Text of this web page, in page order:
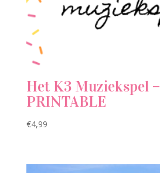
Het K3 Muziekspel –
PRINTABLE
€4,99